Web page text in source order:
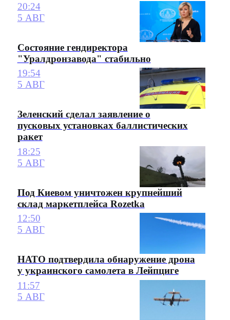
20:24
5 АВГ
Состояние гендиректора
"Уралдронзавода" стабильно
19:54
5 АВГ
Зеленский сделал заявление о
пусковых установках баллистических
ракет
18:25
5 АВГ
Под Киевом уничтожен крупнейший
склад маркетплейса Rozetka
12:50
5 АВГ
НАТО подтвердила обнаружение дрона
у украинского самолета в Лейпциге
11:57
5 АВГ